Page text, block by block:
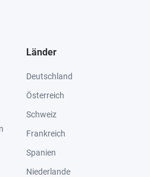
Länder
Deutschland
Österreich
Schweiz
Frankreich
Spanien
Niederlande